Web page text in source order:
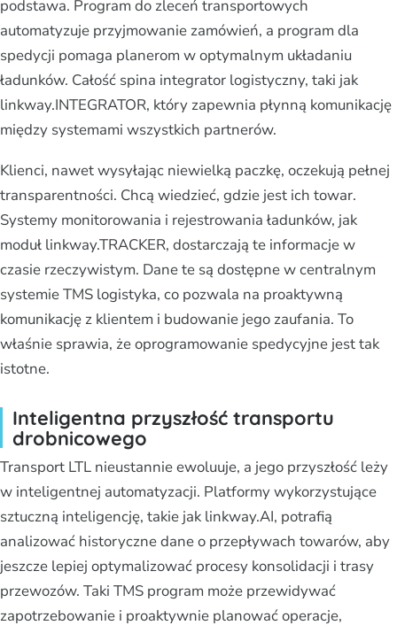
podstawa. Program do zleceń transportowych
automatyzuje przyjmowanie zamówień, a program dla
spedycji pomaga planerom w optymalnym układaniu
ładunków. Całość spina integrator logistyczny, taki jak
linkway.INTEGRATOR, który zapewnia płynną komunikację
między systemami wszystkich partnerów.
Klienci, nawet wysyłając niewielką paczkę, oczekują pełnej
transparentności. Chcą wiedzieć, gdzie jest ich towar.
Systemy monitorowania i rejestrowania ładunków, jak
moduł linkway.TRACKER, dostarczają te informacje w
czasie rzeczywistym. Dane te są dostępne w centralnym
systemie TMS logistyka, co pozwala na proaktywną
komunikację z klientem i budowanie jego zaufania. To
właśnie sprawia, że oprogramowanie spedycyjne jest tak
istotne.
Inteligentna przyszłość transportu
drobnicowego
Transport LTL nieustannie ewoluuje, a jego przyszłość leży
w inteligentnej automatyzacji. Platformy wykorzystujące
sztuczną inteligencję, takie jak linkway.AI, potrafią
analizować historyczne dane o przepływach towarów, aby
jeszcze lepiej optymalizować procesy konsolidacji i trasy
przewozów. Taki TMS program może przewidywać
zapotrzebowanie i proaktywnie planować operacje,